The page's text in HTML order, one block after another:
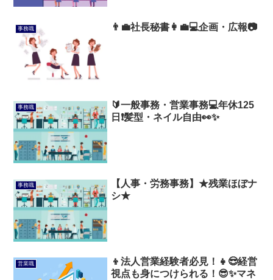
事務職 👨‍💼社長秘書👩‍💼💻企画・広報📷
事務職
🔰一般事務・営業事務💻年休125
日❗髪型・ネイル自由👀✨
事務職
【人事・労務事務】★残業ほぼナ
シ★
営業職
👦法人営業経験者必見！👧😎経営
視点も身につけられる！😎✨マネ